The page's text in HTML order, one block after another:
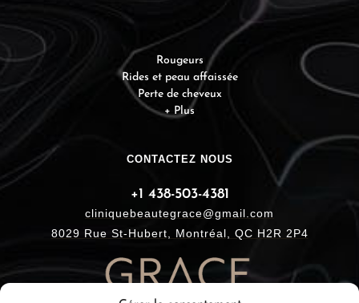
Rougeurs
Rides et peau affaissée
Perte de cheveux
+ Plus
CONTACTEZ NOUS
+1 438-503-4381
cliniquebeautegrace@gmail.com
8029 Rue St-Hubert, Montréal, QC H2R 2P4